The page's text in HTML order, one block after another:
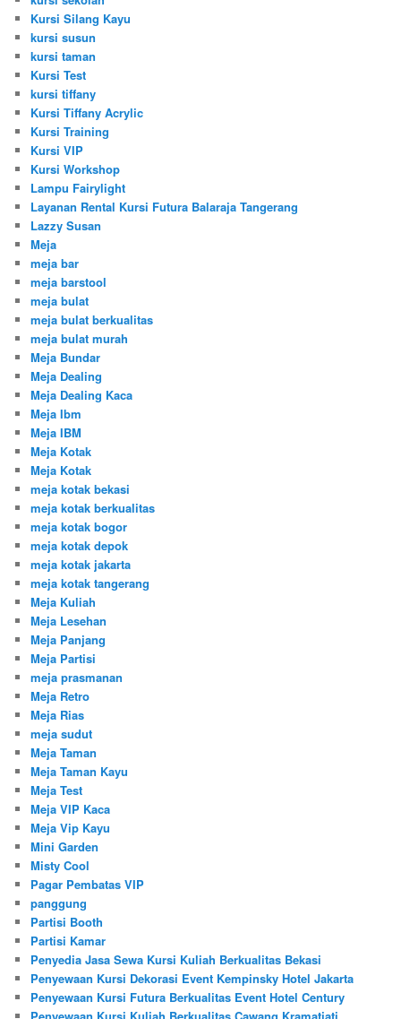
Kursi Silang Kayu
kursi susun
kursi taman
Kursi Test
kursi tiffany
Kursi Tiffany Acrylic
Kursi Training
Kursi VIP
Kursi Workshop
Lampu Fairylight
Layanan Rental Kursi Futura Balaraja Tangerang
Lazzy Susan
Meja
meja bar
meja barstool
meja bulat
meja bulat berkualitas
meja bulat murah
Meja Bundar
Meja Dealing
Meja Dealing Kaca
Meja Ibm
Meja IBM
Meja Kotak
Meja Kotak
meja kotak bekasi
meja kotak berkualitas
meja kotak bogor
meja kotak depok
meja kotak jakarta
meja kotak tangerang
Meja Kuliah
Meja Lesehan
Meja Panjang
Meja Partisi
meja prasmanan
Meja Retro
Meja Rias
meja sudut
Meja Taman
Meja Taman Kayu
Meja Test
Meja VIP Kaca
Meja Vip Kayu
Mini Garden
Misty Cool
Pagar Pembatas VIP
panggung
Partisi Booth
Partisi Kamar
Penyedia Jasa Sewa Kursi Kuliah Berkualitas Bekasi
Penyewaan Kursi Dekorasi Event Kempinsky Hotel Jakarta
Penyewaan Kursi Futura Berkualitas Event Hotel Century
Penyewaan Kursi Kuliah Berkualitas Cawang Kramatjati